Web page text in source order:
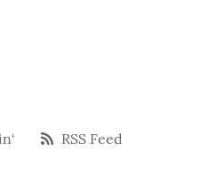
RSS Feed